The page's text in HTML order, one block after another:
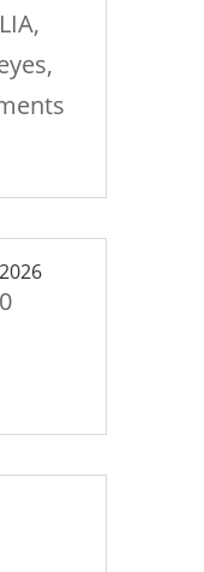
,
,